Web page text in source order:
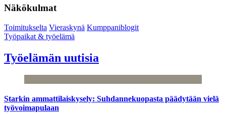
Näkökulmat
Toimitukselta Vieraskynä Kumppaniblogit
Työpaikat & työelämä
Työelämän uutisia
Starkin ammattilaiskysely: Suhdannekuopasta päädytään vielä
työvoimapulaan